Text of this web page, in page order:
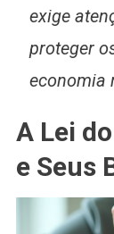
exige
proteger
economia
A Lei
e Seus